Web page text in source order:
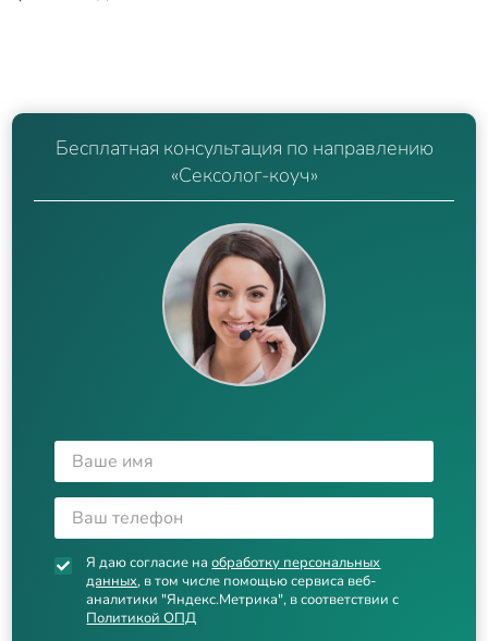
Бесплатная консультация по направлению
«Сексолог-коуч»
Я даю согласие наобработку персональных
данных, в том числе помощью сервиса веб-
аналитики "Яндекс.Метрика", в соответствии с
Политикой ОПД